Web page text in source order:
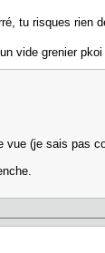
tu risques rien
vide grenier
vue (je sais pas